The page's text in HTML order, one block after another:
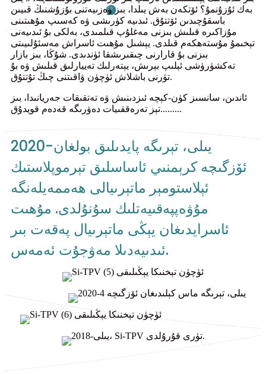
بەك ئۇزۇنمۇ؟ ئۆتكەن بەش يىلدا، بىز ۋەزىيەتنى بۇزۇشنىڭ قىيىن
باسقۇچىدىن ئۆتتۇق. ئىدىيە كۈرىشى ۋە كەسىپ مۇھىتىنى
مۇزاكىرە قىلىش بىزنى مەغلۇپ قىلمىدى، بەلكى بۇ ئىدىيەنى
تېخىمۇ مۇستەھكەم قىلدى. يېشىل مۇھىت ئاسراش مەسئۇلىيىتى
بىزنى بۇ قارارنى چىقىرىشقا ئۈندىدى. شۇڭا، بىز بازار
تەكشۈرۈشى ئېلىپ بېرىش، يېتەرلىك تەييارلىق قىلىش ۋە بۇ
تۈرنى باشلاش ئۈچۈن ۋاقىتنى چىڭ تۇتتۇق.
ئاندىن، سانسىز كۈن-كېچە ئىزدىنىش ۋە تەتقىقات جەريانىدا، بىز
تېز تەرەققىيات دەۋرىگە قەدەم قويدۇق.........
2020-يىلى، تېرىگە پايدىلىق بولغان
ئۆزگىچە كرېمنىي ئاساسلىق تېرموپلاستىك
ئېلاستومېر ماتېرىيالى ھەممەيلەنگە
مۇۋەپپەقىيەتلىك سۇنۇلدى. مۇھىت
ئاسرايدىغان يېڭى ماتېرىيال پەقەت بىر
ئىدىيەدىلا مەۋجۇت ئەمەس.